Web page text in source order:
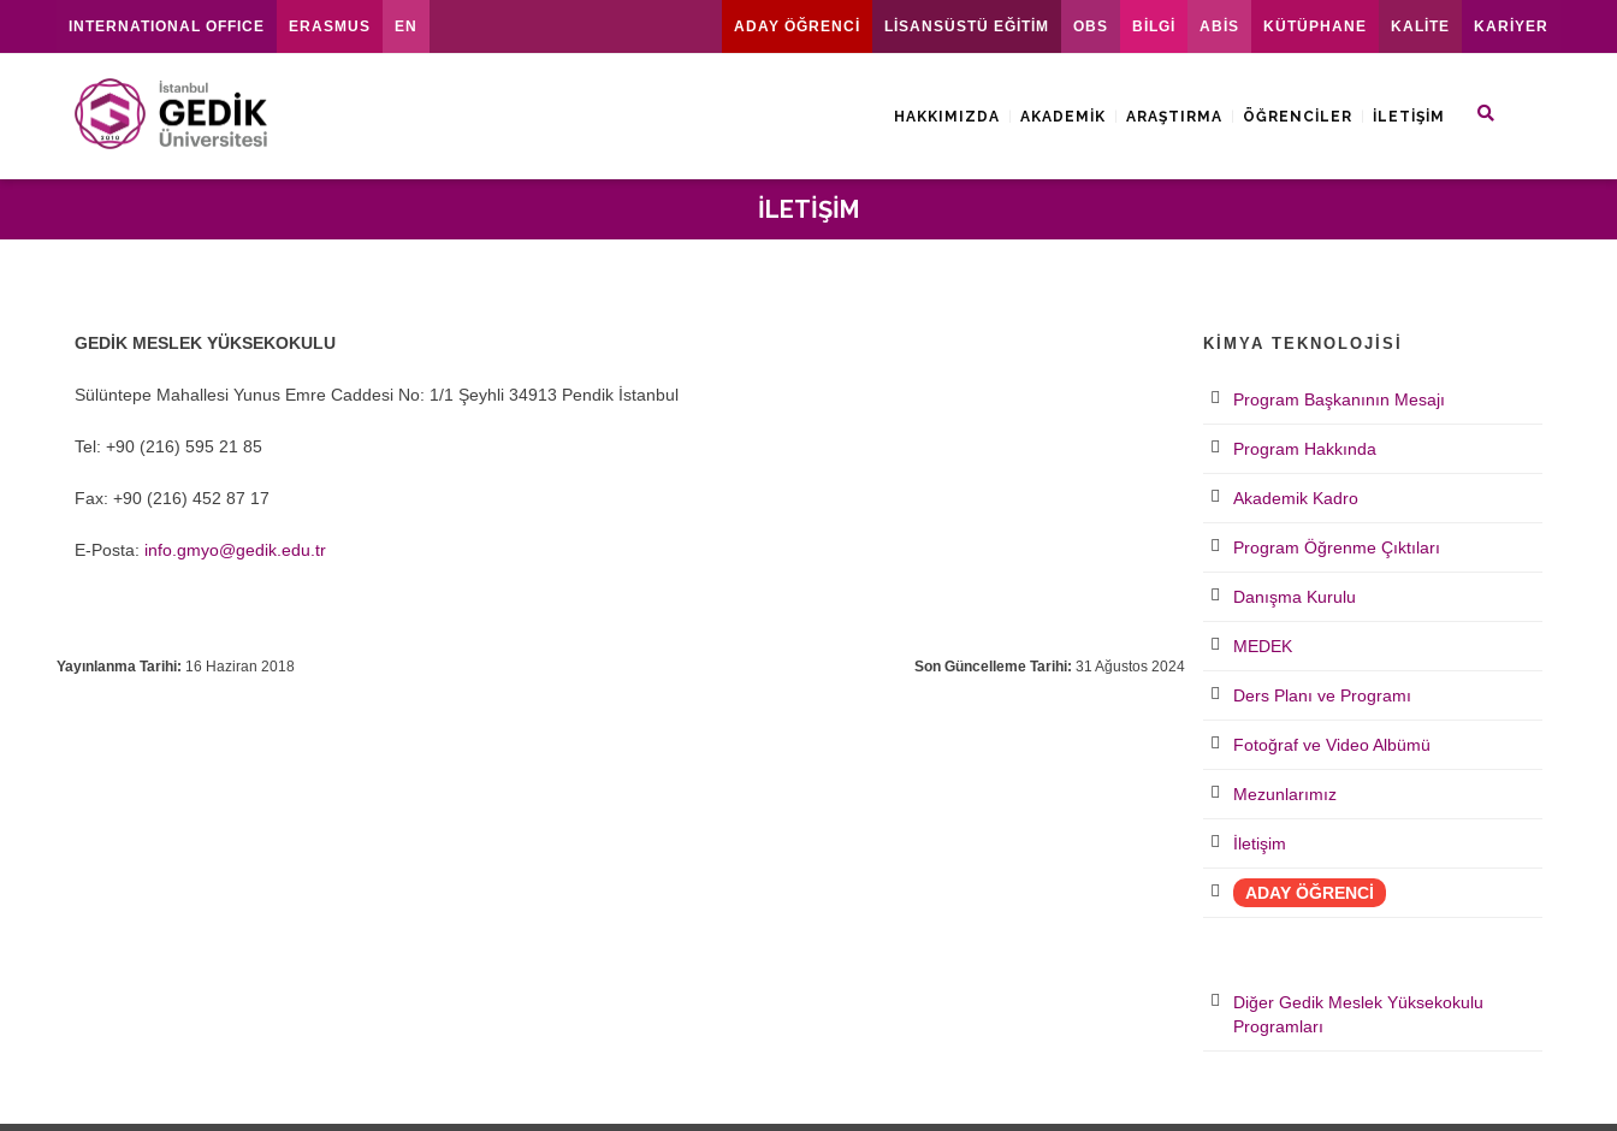
INTERNATIONAL OFFICE ERASMUS EN ADAY ÖĞRENCİ LİSANSÜSTÜ EĞİTİM OBS BİLGİ ABİS KÜTÜPHANE KALİTE KARİYER
HAKKIMIZDA AKADEMIK ARAŞTIRMA ÖĞRENCILER İLETIŞIM
İLETIŞIM
GEDİK MESLEK YÜKSEKOKULU
Sülüntepe Mahallesi Yunus Emre Caddesi No: 1/1 Şeyhli 34913 Pendik İstanbul
Tel: +90 (216) 595 21 85
Fax: +90 (216) 452 87 17
E-Posta: info.gmyo@gedik.edu.tr
Yayınlanma Tarihi: 16 Haziran 2018 Son Güncelleme Tarihi: 31 Ağustos 2024
KIMYA TEKNOLOJISI
Program Başkanının Mesajı
Program Hakkında
Akademik Kadro
Program Öğrenme Çıktıları
Danışma Kurulu
MEDEK
Ders Planı ve Programı
Fotoğraf ve Video Albümü
Mezunlarımız
İletişim
ADAY ÖĞRENCİ
Diğer Gedik Meslek Yüksekokulu
Programları